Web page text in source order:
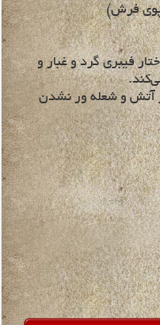
فرش)
فیبری گرد و غبار و
آتش و شعله ور نشدن